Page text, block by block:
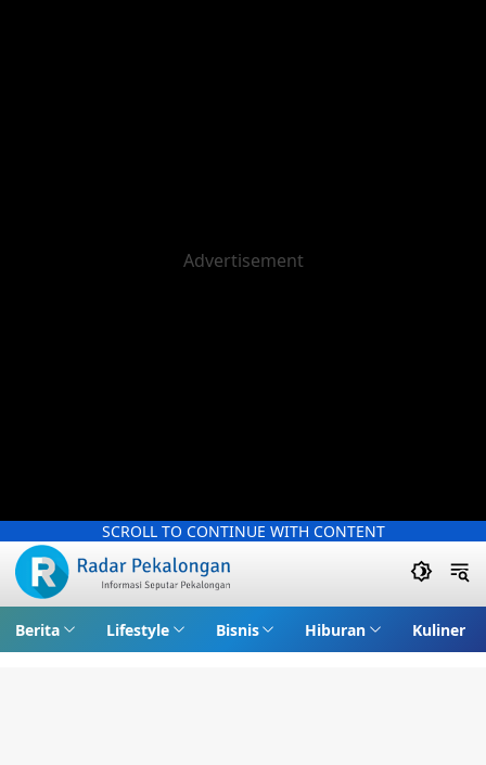
SCROLL TO CONTINUE WITH CONTENT
Berita Lifestyle Bisnis Hiburan Kuliner